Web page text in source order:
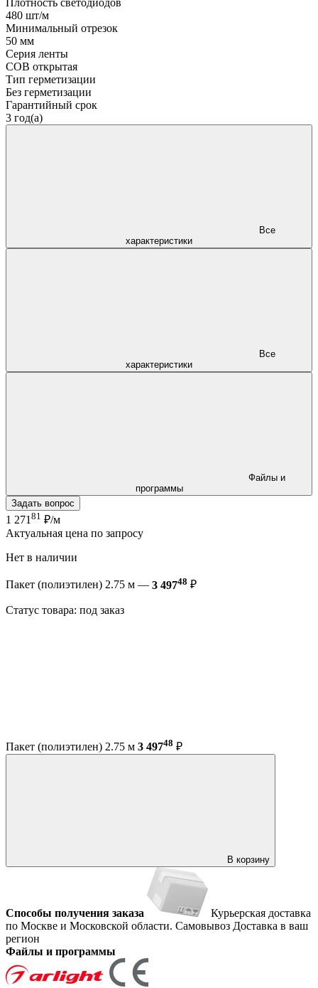
480 шт/м
Минимальный отрезок
50 мм
Серия ленты
COB открытая
Тип герметизации
Без герметизации
Гарантийный срок
3 год(а)
характеристики
характеристики
программы
Задать вопрос
1 271 81 ₽/м
Актуальная цена по запросу
Нет в наличии
Пакет (полиэтилен) 2.75 м — 3 49748 ₽
Статус товара: под заказ
Пакет (полиэтилен) 2.75 м 3 49748 ₽
В корзину
Способы получения заказа
Курьерская доставка
по Москве и Московской области. Самовывоз Доставка в ваш
регион
Файлы и программы